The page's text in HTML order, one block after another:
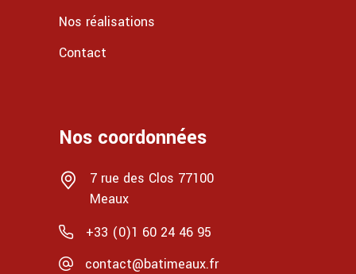
Nos réalisations
Contact
Nos coordonnées
7 rue des Clos 77100
Meaux
+33 (0)1 60 24 46 95
contact@batimeaux.fr